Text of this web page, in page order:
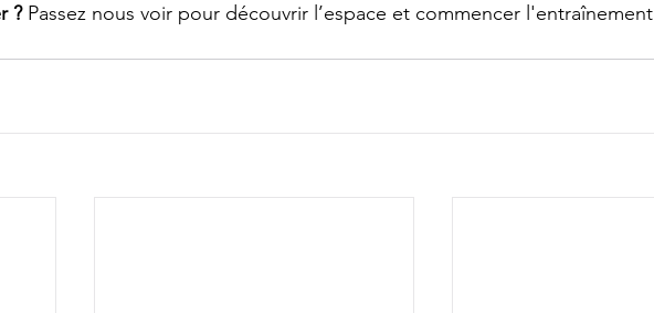
? Passez nous voir pour découvrir l’espace et commencer l'entraînement